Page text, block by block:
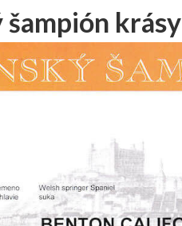
šampión krásy